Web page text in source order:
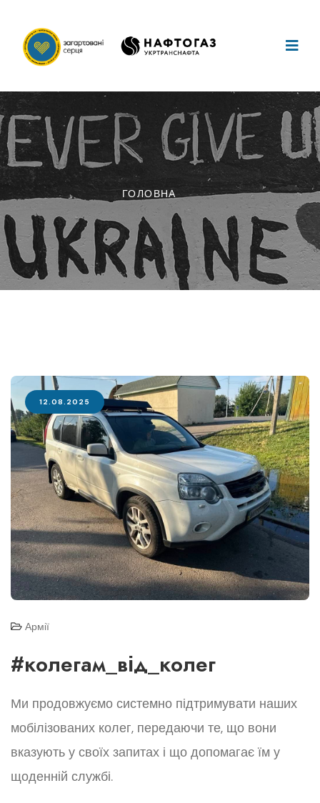
ГОЛОВНА
12.08.2025
Армії
#колегам_від_колег
Ми продовжуємо системно підтримувати наших
мобілізованих колег, передаючи те, що вони
вказують у своїх запитах і що допомагає їм у
щоденній службі.